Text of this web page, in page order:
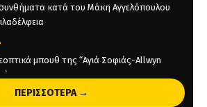
συνθήματα κατά του Μάκη Αγγελόπουλου
μπουθ της “Αγιά Σοφιάς-Allwyn
ΠΕΡΙΣΣΟΤΕΡΑ →